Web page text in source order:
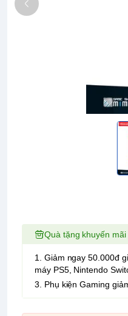
Quà tặng khuyến mãi
1. Giảm ngay 50.000đ
máy PS5, Nintendo
3. Phụ kiện Gaming